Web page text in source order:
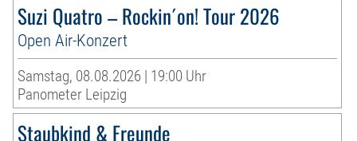
Suzi Quatro – Rockin´on! Tour 2026
Open Air-Konzert
Samstag, 08.08.2026 | 19:00 Uhr
Panometer Leipzig
Staubkind & Freunde